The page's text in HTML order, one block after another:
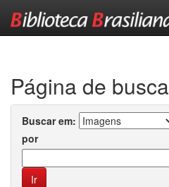
Página de busca
Buscar em:
por